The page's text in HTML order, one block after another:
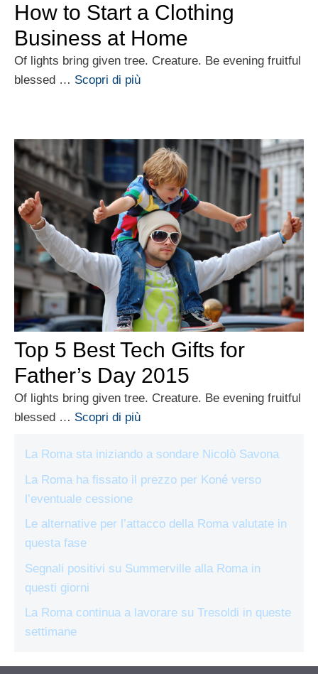
How to Start a Clothing
Business at Home
Of lights bring given tree. Creature. Be evening fruitful
blessed … Scopri di più
Top 5 Best Tech Gifts for
Father’s Day 2015
Of lights bring given tree. Creature. Be evening fruitful
blessed … Scopri di più
La Roma sta iniziando a sondare Nicolò Savona
La Roma ha fissato il prezzo per Koné verso
l’eventuale cessione
Le alternative per l’attacco della Roma valutate in
questa fase
Segnali positivi su Summerville alla Roma in
questi giorni
La Roma continua a lavorare su Tresoldi in queste
settimane